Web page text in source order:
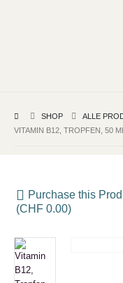
SHOP ALLE
VITAMIN B12, TROPFEN, 50 ML
Purchase this
(CHF 0.00)